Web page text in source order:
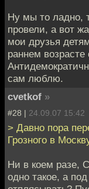
Ну мы то ладно,
провели, а вот
мои друзья
раннем возрасте
сам люблю.
cvetkof »
#28 | 24.09.07 15:42
> Давно пора
Грозного в
Ни в коем разе,
одно такое, а